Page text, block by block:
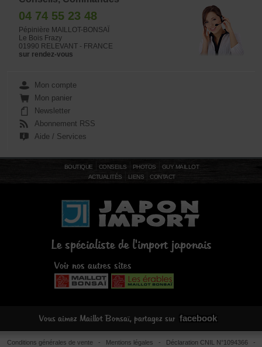
04 74 55 23 48
Pépinière MAILLOT-BONSAÏ
Le Bois Frazy
01990 RELEVANT - FRANCE
sur rendez-vous
Mon compte
Mon panier
Newsletter
Abonnement RSS
Aide / Services
BOUTIQUE CONSEILS PHOTOS
GUY MAILLOT
ACTUALITÉS
LIENS CONTACT
Le spécialiste de l'import japonais
Voir nos autres sites
Vous aimez Maillot Bonsaï, partagez sur facebook
Conditions générales de vente - Mentions légales - Déclaration CNIL N°1094366 -